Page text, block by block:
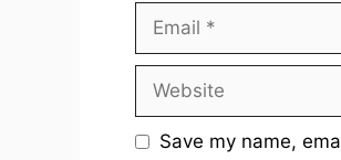
Email
Website
Save my name,